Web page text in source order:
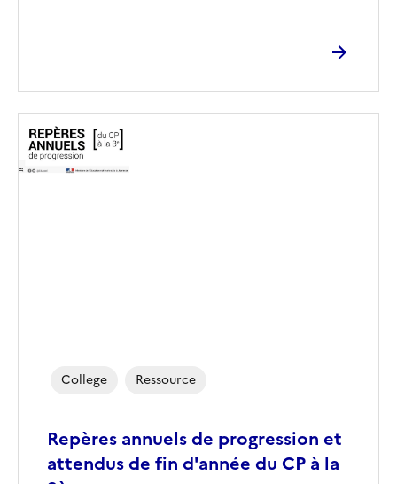
Repères annuels de progression et
attendus de fin d'année du CP à la
College Ressource